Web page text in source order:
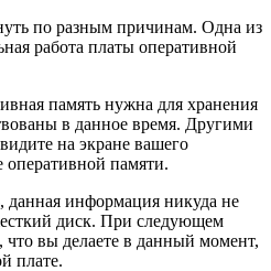
по разным причинам. Одна из
работа платы оперативной
память нужна для хранения
в данное время. Другими
на экране вашего
оперативной памяти.
информация никуда не
диск. При следующем
вы делаете в данный момент,
плате.